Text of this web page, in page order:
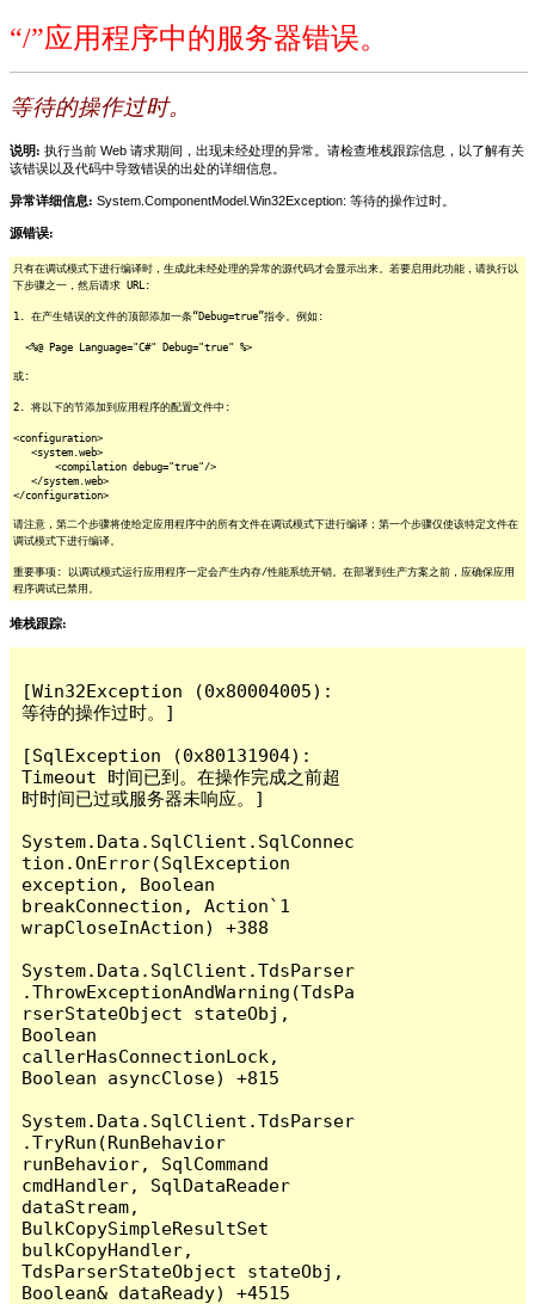
“/”应用程序中的服务器错误。
等待的操作过时。
说明: 执行当前 Web 请求期间，出现未经处理的异常。请检查堆栈跟踪信息，以了解有关
该错误以及代码中导致错误的出处的详细信息。
异常详细信息: System.ComponentModel.Win32Exception: 等待的操作过时。
源错误:
只有在调试模式下进行编译时，生成此未经处理的异常的源代码才会显示出来。若要启用此功能，请执行以
下步骤之一，然后请求 URL:
1. 在产生错误的文件的顶部添加一条“Debug=true”指令。例如:
<%@ Page Language="C#" Debug="true" %>
或:
2. 将以下的节添加到应用程序的配置文件中:
<configuration>
<system.web>
<compilation debug="true"/>
</system.web>
</configuration>
请注意，第二个步骤将使给定应用程序中的所有文件在调试模式下进行编译；第一个步骤仅使该特定文件在
调试模式下进行编译。
重要事项: 以调试模式运行应用程序一定会产生内存/性能系统开销。在部署到生产方案之前，应确保应用
程序调试已禁用。
堆栈跟踪:
[Win32Exception (0x80004005):
等待的操作过时。]
[SqlException (0x80131904):
Timeout 时间已到。在操作完成之前超
时时间已过或服务器未响应。]
System.Data.SqlClient.SqlConnec
tion.OnError(SqlException
exception, Boolean
breakConnection, Action`1
wrapCloseInAction) +388
System.Data.SqlClient.TdsParser
.ThrowExceptionAndWarning(TdsPa
rserStateObject stateObj,
Boolean
callerHasConnectionLock,
Boolean asyncClose) +815
System.Data.SqlClient.TdsParser
.TryRun(RunBehavior
runBehavior, SqlCommand
cmdHandler, SqlDataReader
dataStream,
BulkCopySimpleResultSet
bulkCopyHandler,
TdsParserStateObject stateObj,
Boolean& dataReady) +4515